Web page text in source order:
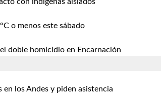
o menos este sábado
doble homicidio en Encarnación
los Andes y piden asistencia